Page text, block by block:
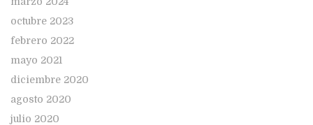
octubre 2023
febrero 2022
mayo 2021
diciembre 2020
agosto 2020
julio 2020